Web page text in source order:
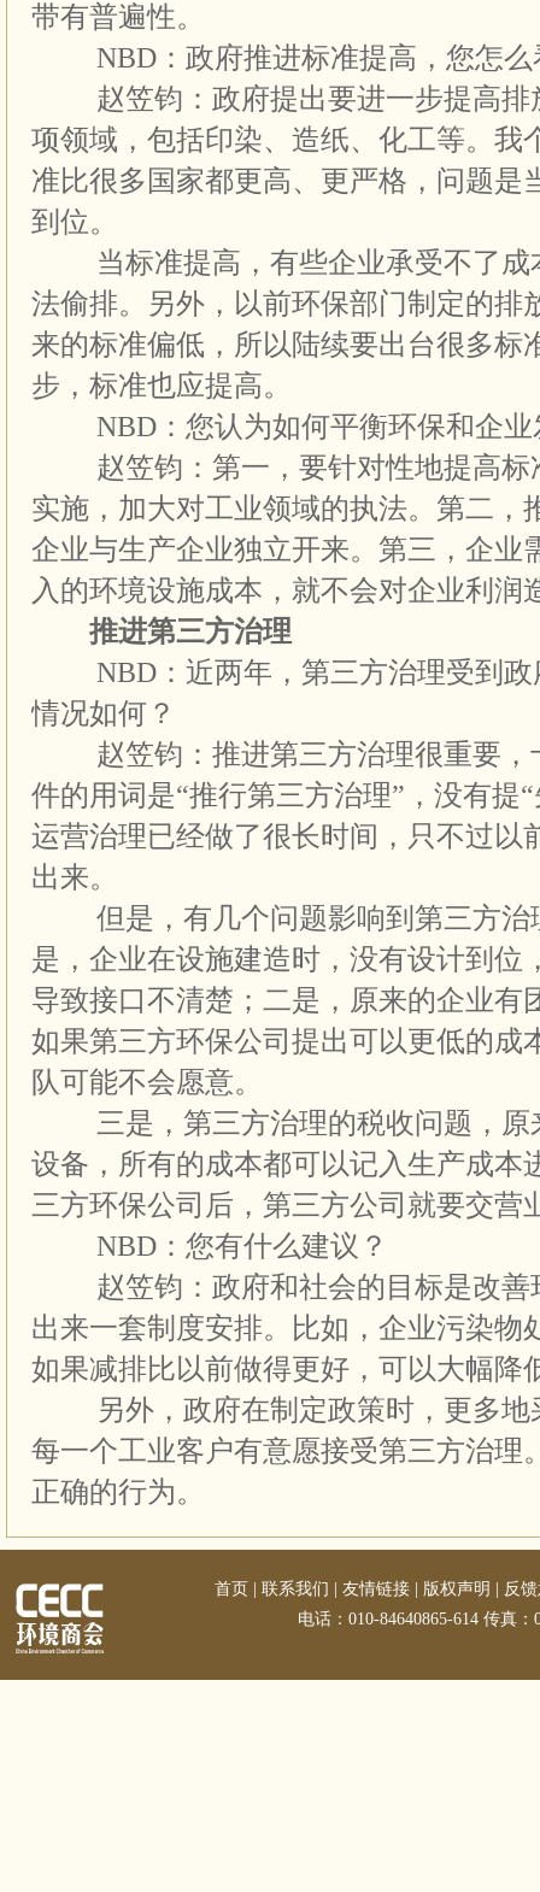
带有普遍性。
NBD：政府推进标准提高，您怎么
赵笠钧：政府提出要进一步提高排
项领域，包括印染、造纸、化工等。我
准比很多国家都更高、更严格，问题是
到位。
当标准提高，有些企业承受不了成
法偷排。另外，以前环保部门制定的排
来的标准偏低，所以陆续要出台很多标
步，标准也应提高。
NBD：您认为如何平衡环保和企业
赵笠钧：第一，要针对性地提高标
实施，加大对工业领域的执法。第二，
企业与生产企业独立开来。第三，企业
入的环境设施成本，就不会对企业利润
推进第三方治理
NBD：近两年，第三方治理受到政
情况如何？
赵笠钧：推进第三方治理很重要，
件的用词是“推行第三方治理”，没有提
运营治理已经做了很长时间，只不过以
出来。
但是，有几个问题影响到第三方治
是，企业在设施建造时，没有设计到位
导致接口不清楚；二是，原来的企业有
如果第三方环保公司提出可以更低的成
队可能不会愿意。
三是，第三方治理的税收问题，原
设备，所有的成本都可以记入生产成本
三方环保公司后，第三方公司就要交营
NBD：您有什么建议？
赵笠钧：政府和社会的目标是改善
出来一套制度安排。比如，企业污染物
如果减排比以前做得更好，可以大幅降
另外，政府在制定政策时，更多地
每一个工业客户有意愿接受第三方治理
正确的行为。
首页 联系我们 友情链接 版权声明
反
电话：010-84640865-614 传真